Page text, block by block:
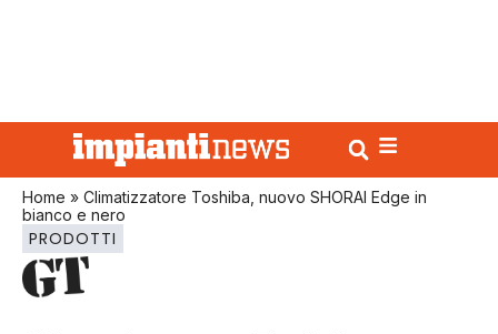
Home » Climatizzatore Toshiba, nuovo SHORAI Edge in
bianco e nero
PRODOTTI